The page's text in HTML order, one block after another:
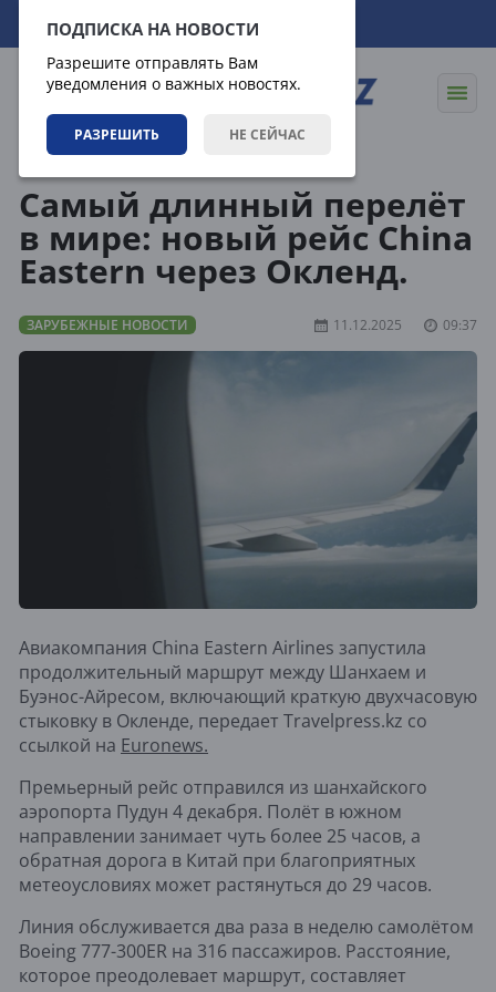
ПОДПИСКА НА НОВОСТИ
Разрешите отправлять Вам
уведомления о важных новостях.
РАЗРЕШИТЬ НЕ СЕЙЧАС
10.08.2026 10:25:42
Самый длинный перелёт
в мире: новый рейс China
Eastern через Окленд.
ЗАРУБЕЖНЫЕ НОВОСТИ 11.12.2025 09:37
Авиакомпания China Eastern Airlines запустила
продолжительный маршрут между Шанхаем и
Буэнос-Айресом, включающий краткую двухчасовую
стыковку в Окленде, передает Travelpress.kz со
ссылкой на Euronews.
Премьерный рейс отправился из шанхайского
аэропорта Пудун 4 декабря. Полёт в южном
направлении занимает чуть более 25 часов, а
обратная дорога в Китай при благоприятных
метеоусловиях может растянуться до 29 часов.
Линия обслуживается два раза в неделю самолётом
Boeing 777-300ER на 316 пассажиров. Расстояние,
которое преодолевает маршрут, составляет